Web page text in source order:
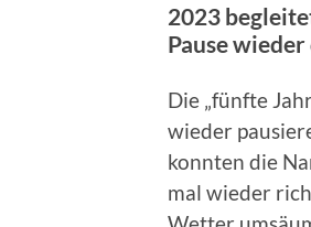
2023
Pause
Die „fünfte
wieder
konnten die
mal wieder